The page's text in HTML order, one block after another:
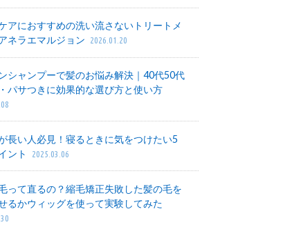
アにおすすめの洗い流さないトリートメ
ネラエマルジョン
2026.01.20
シャンプーで髪のお悩み解決｜40代50代
パサつきに効果的な選び方と使い方
長い人必見！寝るときに気をつけたい5
ント
2025.03.06
って直るの？縮毛矯正失敗した髪の毛を
るかウィッグを使って実験してみた